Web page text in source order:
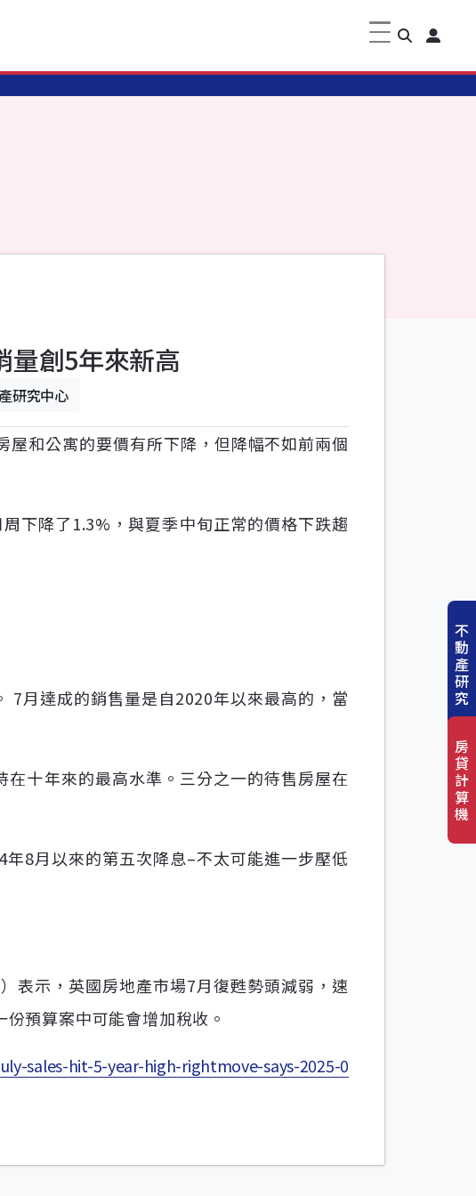
量創5年來新高
研究中心
和公寓的要價有所下降，但降幅不如前兩個
下降了1.3%，與夏季中旬正常的價格下跌趨
月達成的銷售量是自2020年以來最高的，當
十年來的最高水準。三分之一的待售房屋在
8月以來的第五次降息–不太可能進一步壓低
示，英國房地產市場7月復甦勢頭減弱，速
預算案中可能會增加稅收。
sales-hit-5-year-high-rightmove-says-2025-0
不
動
產
研
究
房
貸
計
算
機